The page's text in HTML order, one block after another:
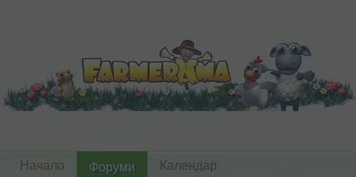
Начало Форуми Календар